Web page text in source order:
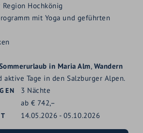
Region Hochkönig
mit Yoga und geführten
in Maria Alm, Wandern
aktive Tage in den Salzburger Alpen.
3 Nächte
ab € 742,–
14.05.2026 - 05.10.2026